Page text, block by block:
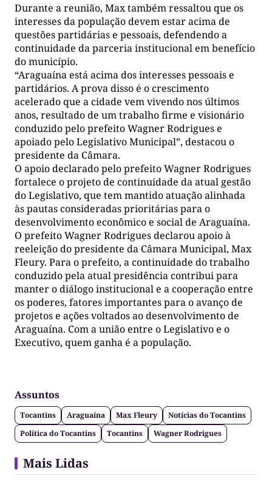
Durante a reunião, Max também ressaltou que os
interesses da população devem estar acima de
questões partidárias e pessoais, defendendo a
continuidade da parceria institucional em benefício
do município.
“Araguaína está acima dos interesses pessoais e
partidários. A prova disso é o crescimento
acelerado que a cidade vem vivendo nos últimos
anos, resultado de um trabalho firme e visionário
conduzido pelo prefeito Wagner Rodrigues e
apoiado pelo Legislativo Municipal”, destacou o
presidente da Câmara.
O apoio declarado pelo prefeito Wagner Rodrigues
fortalece o projeto de continuidade da atual gestão
do Legislativo, que tem mantido atuação alinhada
às pautas consideradas prioritárias para o
desenvolvimento econômico e social de Araguaína.
O prefeito Wagner Rodrigues declarou apoio à
reeleição do presidente da Câmara Municipal, Max
Fleury. Para o prefeito, a continuidade do trabalho
conduzido pela atual presidência contribui para
manter o diálogo institucional e a cooperação entre
os poderes, fatores importantes para o avanço de
projetos e ações voltados ao desenvolvimento de
Araguaína. Com a união entre o Legislativo e o
Executivo, quem ganha é a população.
Assuntos
Tocantins Araguaína Max Fleury
Notícias do Tocantins
Política do Tocantins
Tocantins Wagner Rodrigues
Mais Lidas